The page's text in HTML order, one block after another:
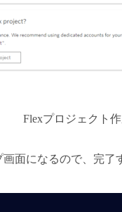
Flexプロジェクト
面になるので、完了